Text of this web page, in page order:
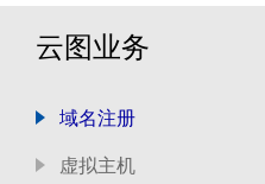
云图业务
域名注册
虚拟主机